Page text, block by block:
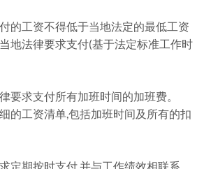
的工资不得低于当地法定的最低工资
地法律要求支付(基于法定标准工作时
要求支付所有加班时间的加班费。
的工资清单,包括加班时间及所有的扣
定期按时支付,并与工作绩效相联系。